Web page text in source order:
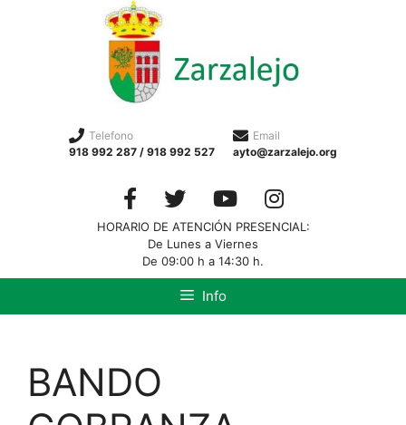
Telefono
918 992 287 / 918 992 527
Email
ayto@zarzalejo.org
HORARIO DE ATENCIÓN PRESENCIAL:
De Lunes a Viernes
De 09:00 h a 14:30 h.
Info
BANDO